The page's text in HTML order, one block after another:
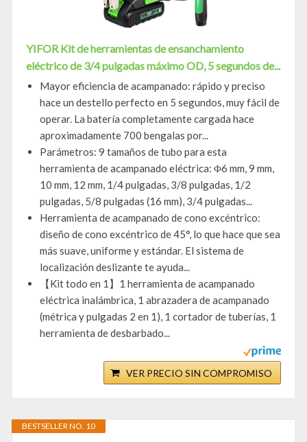
YIFOR Kit de herramientas de ensanchamiento
eléctrico de 3/4 pulgadas máximo OD, 5 segundos de...
Mayor eficiencia de acampanado: rápido y preciso
hace un destello perfecto en 5 segundos, muy fácil de
operar. La batería completamente cargada hace
aproximadamente 700 bengalas por...
Parámetros: 9 tamaños de tubo para esta
herramienta de acampanado eléctrica: Φ6 mm, 9 mm,
10 mm, 12 mm, 1/4 pulgadas, 3/8 pulgadas, 1/2
pulgadas, 5/8 pulgadas (16 mm), 3/4 pulgadas...
Herramienta de acampanado de cono excéntrico:
diseño de cono excéntrico de 45°, lo que hace que sea
más suave, uniforme y estándar. El sistema de
localización deslizante te ayuda...
【Kit todo en 1】1 herramienta de acampanado
eléctrica inalámbrica, 1 abrazadera de acampanado
(métrica y pulgadas 2 en 1), 1 cortador de tuberías, 1
herramienta de desbarbado...
VER PRECIO SIN COMPROMISO
BESTSELLER NO. 10